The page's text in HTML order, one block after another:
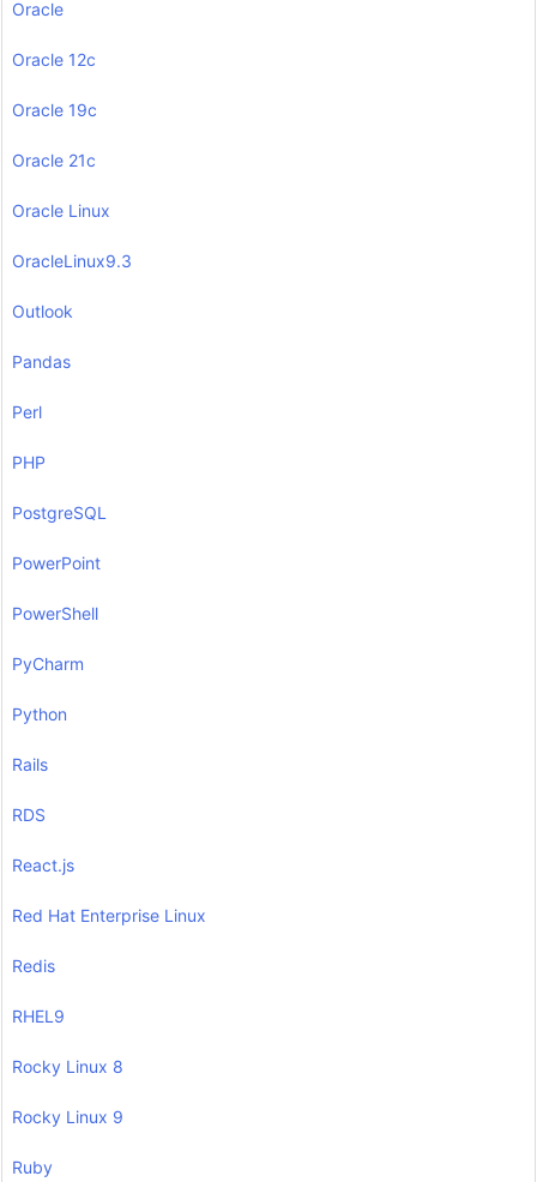
Oracle
Oracle 12c
Oracle 19c
Oracle 21c
Oracle Linux
OracleLinux9.3
Outlook
Pandas
Perl
PHP
PostgreSQL
PowerPoint
PowerShell
PyCharm
Python
Rails
RDS
React.js
Red Hat Enterprise Linux
Redis
RHEL9
Rocky Linux 8
Rocky Linux 9
Ruby